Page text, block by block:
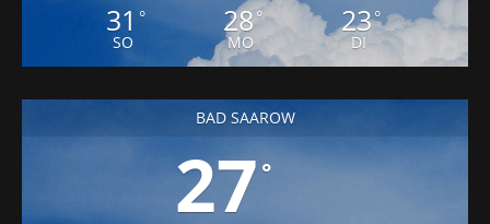
31 °
SO
28°
MO
23°
DI
BAD SAAROW
27 °